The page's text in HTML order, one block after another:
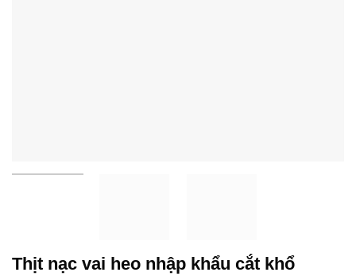
Thịt nạc vai heo nhập khẩu cắt khổ